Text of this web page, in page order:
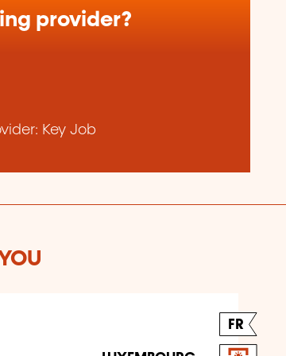
provider?
Key Job
FR